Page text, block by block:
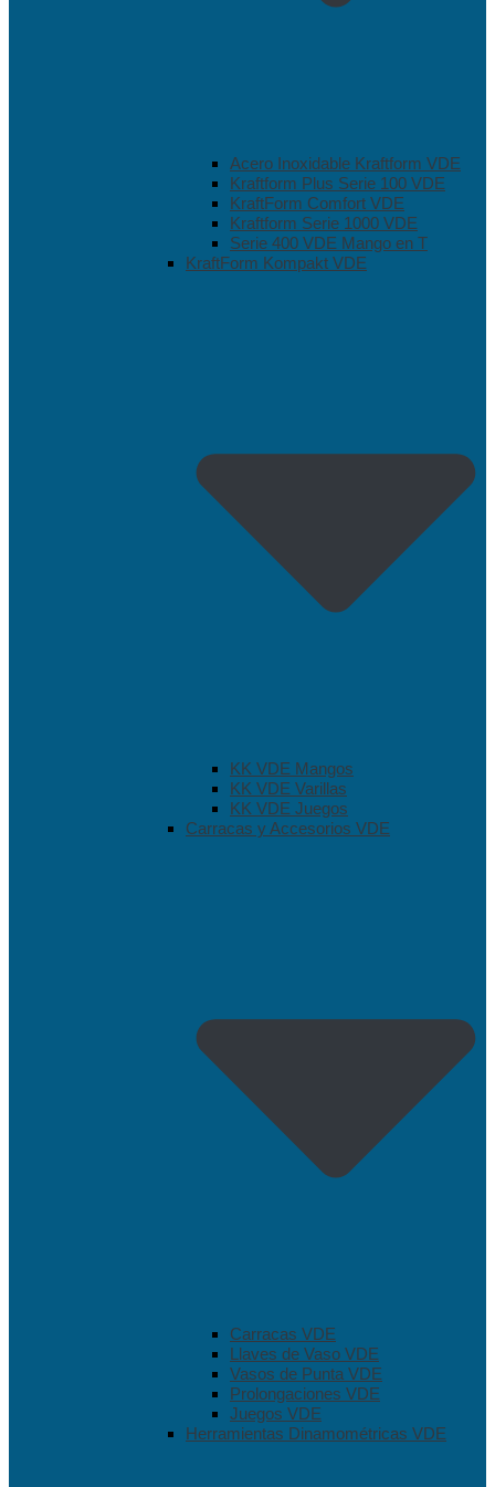
Acero Inoxidable Kraftform VDE
Kraftform Plus Serie 100 VDE
KraftForm Comfort VDE
Kraftform Serie 1000 VDE
Serie 400 VDE Mango en T
KraftForm Kompakt VDE
KK VDE Mangos
KK VDE Varillas
KK VDE Juegos
Carracas y Accesorios VDE
Carracas VDE
Llaves de Vaso VDE
Vasos de Punta VDE
Prolongaciones VDE
Juegos VDE
Herramientas Dinamométricas VDE